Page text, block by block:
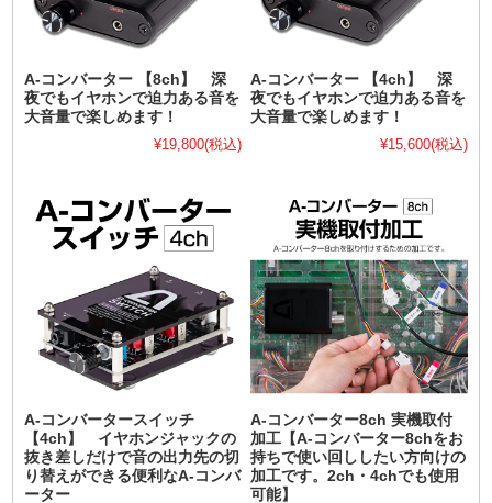
A-コンバーター 【8ch】 深
夜でもイヤホンで迫力ある音を
大音量で楽しめます！
¥19,800(税込)
A-コンバーター 【4ch】 深
夜でもイヤホンで迫力ある音を
大音量で楽しめます！
¥15,600(税込)
A-コンバータースイッチ
【4ch】 イヤホンジャックの
抜き差しだけで音の出力先の切
り替えができる便利なA-コンバ
ーター
A-コンバーター8ch 実機取付
加工【A-コンバーター8chをお
持ちで使い回ししたい方向けの
加工です。2ch・4chでも使用
可能】